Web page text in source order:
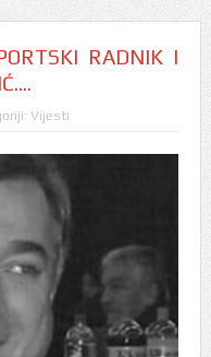
RADNIK I
Vijesti